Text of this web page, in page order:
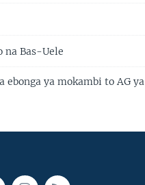
na Bas-Uele
ya mokambi to AG ya